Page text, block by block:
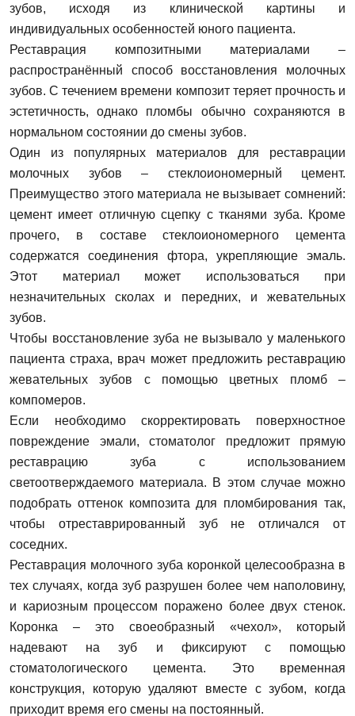
зубов, исходя из клинической картины и
индивидуальных особенностей юного пациента.
Реставрация композитными материалами –
распространённый способ восстановления молочных
зубов. С течением времени композит теряет прочность и
эстетичность, однако пломбы обычно сохраняются в
нормальном состоянии до смены зубов.
Один из популярных материалов для реставрации
молочных зубов – стеклоиономерный цемент.
Преимущество этого материала не вызывает сомнений:
цемент имеет отличную сцепку с тканями зуба. Кроме
прочего, в составе стеклоиономерного цемента
содержатся соединения фтора, укрепляющие эмаль.
Этот материал может использоваться при
незначительных сколах и передних, и жевательных
зубов.
Чтобы восстановление зуба не вызывало у маленького
пациента страха, врач может предложить реставрацию
жевательных зубов с помощью цветных пломб –
компомеров.
Если необходимо скорректировать поверхностное
повреждение эмали, стоматолог предложит прямую
реставрацию зуба с использованием
светоотверждаемого материала. В этом случае можно
подобрать оттенок композита для пломбирования так,
чтобы отреставрированный зуб не отличался от
соседних.
Реставрация молочного зуба коронкой целесообразна в
тех случаях, когда зуб разрушен более чем наполовину,
и кариозным процессом поражено более двух стенок.
Коронка – это своеобразный «чехол», который
надевают на зуб и фиксируют с помощью
стоматологического цемента. Это временная
конструкция, которую удаляют вместе с зубом, когда
приходит время его смены на постоянный.
Задать вопрос